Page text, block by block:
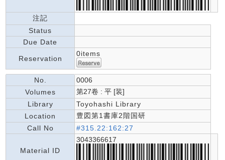
注記
Status
Due Date
Reservation
0items
No.
0006
Volumes
第27卷 : 平 [装]
Library
Toyohashi Library
Location
豊図第1書庫2階国研
Call No
#315.22:162:27
Material ID
3043366617